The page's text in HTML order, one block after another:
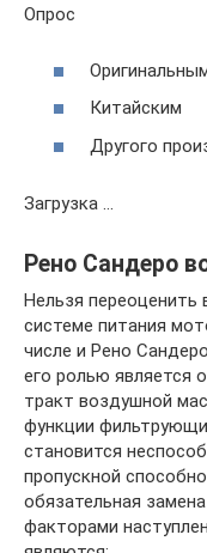
Опрос
Китайским
Другого
Загрузка …
Рено Сандеро
Нельзя переоценить
системе питания
числе и Рено
его ролью является
тракт воздушной
функции
становится
пропускной
обязательная
факторами